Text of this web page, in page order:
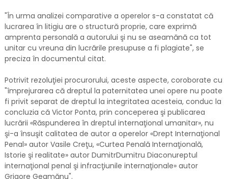
"În urma analizei comparative a operelor s-a constatat că
lucrarea în litigiu are o structură proprie, care exprimă
amprenta personală a autorului şi nu se aseamănă ca tot
unitar cu vreuna din lucrările presupuse a fi plagiate", se
preciza în documentul citat.
Potrivit rezoluţiei procurorului, aceste aspecte, coroborate cu
"împrejurarea că dreptul la paternitatea unei opere nu poate
fi privit separat de dreptul la integritatea acesteia, conduc la
concluzia că Victor Ponta, prin conceperea şi publicarea
lucrării «Răspunderea în dreptul internaţional umanitar», nu
şi-a însuşit calitatea de autor a operelor «Drept Internaţional
Penal» autor Vasile Creţu, «Curtea Penală Internaţională,
Istorie şi realitate» autor DumitrDumitru Diaconureptul
internaţional penal şi infracţiunile internaţionale» autor
Grigore Geamănu".